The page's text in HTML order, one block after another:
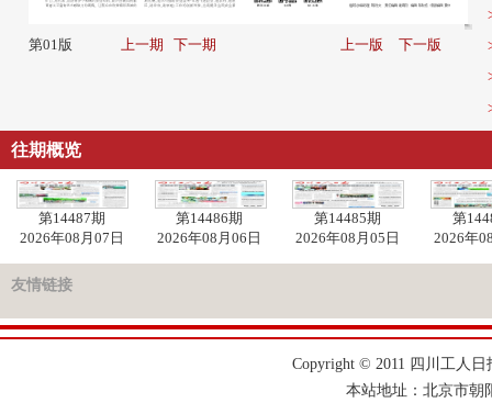
第01版 上一期 下一期 上一版 下一版
往期概览
第14487期
2026年08月07日
第14486期
2026年08月06日
第14485期
2026年08月05日
第
2026年
友情链接
Copyright © 2011 四川工人
本站地址：北京市